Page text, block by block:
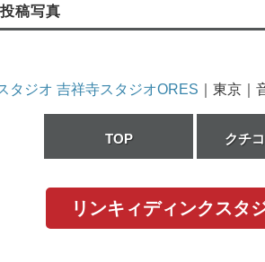
稿写真
タジオ 吉祥寺スタジオORES ｜東京｜
TOP クチ
リンキィディンクスタ